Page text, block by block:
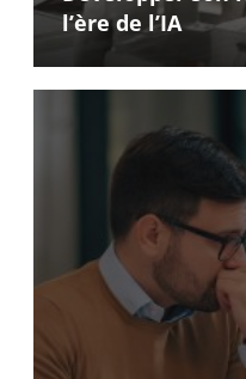
l’ère de l’IA